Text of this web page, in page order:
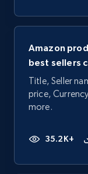
Amazon
best sellers
Title, Seller
price,
more.
35.2K+